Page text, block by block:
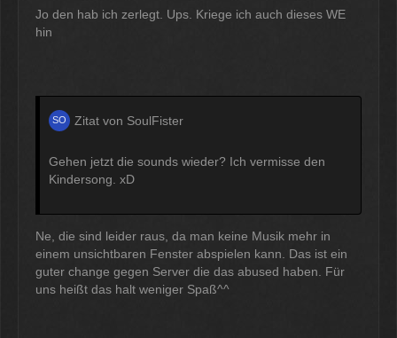
Jo den hab ich zerlegt. Ups. Kriege ich auch dieses WE
hin
Zitat von SoulFister
Gehen jetzt die sounds wieder? Ich vermisse den
Kindersong. xD
Ne, die sind leider raus, da man keine Musik mehr in
einem unsichtbaren Fenster abspielen kann. Das ist ein
guter change gegen Server die das abused haben. Für
uns heißt das halt weniger Spaß^^